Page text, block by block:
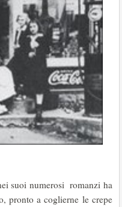
suoi numerosi romanzi ha
pronto a coglierne le crepe